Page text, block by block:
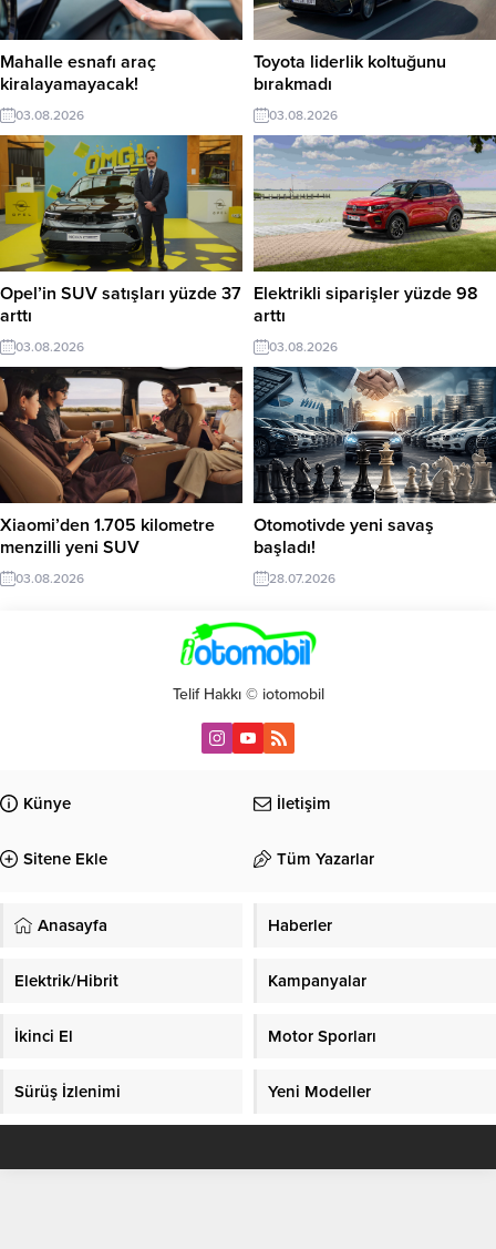
Mahalle esnafı araç
kiralayamayacak!
03.08.2026
Toyota liderlik koltuğunu
bırakmadı
03.08.2026
Opel’in SUV satışları yüzde 37
arttı
03.08.2026
Elektrikli siparişler yüzde 98
arttı
03.08.2026
Xiaomi’den 1.705 kilometre
menzilli yeni SUV
03.08.2026
Otomotivde yeni savaş
başladı!
28.07.2026
Telif Hakkı © iotomobil
Künye İletişim
Sitene Ekle Tüm Yazarlar
Anasayfa Haberler
Elektrik/Hibrit Kampanyalar
İkinci El Motor Sporları
Sürüş İzlenimi Yeni Modeller